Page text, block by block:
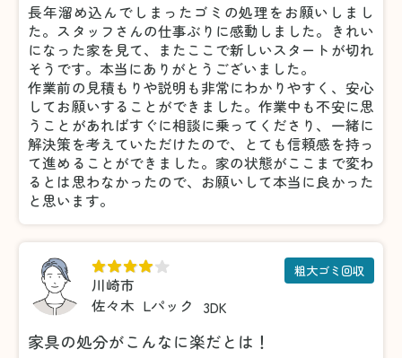
長年溜め込んでしまったゴミの処理をお願いしまし
た。スタッフさんの仕事ぶりに感動しました。きれい
になった家を見て、またここで新しいスタートが切れ
そうです。本当にありがとうございました。
作業前の見積もりや説明も非常にわかりやすく、安心
してお願いすることができました。作業中も不安に思
うことがあればすぐに相談に乗ってくださり、一緒に
解決策を考えていただけたので、とても信頼感を持っ
て進めることができました。家の状態がここまで変わ
るとは思わなかったので、お願いして本当に良かった
と思います。
川崎市
佐々木 Lパック 3DK
粗大ゴミ回収
家具の処分がこんなに楽だとは！